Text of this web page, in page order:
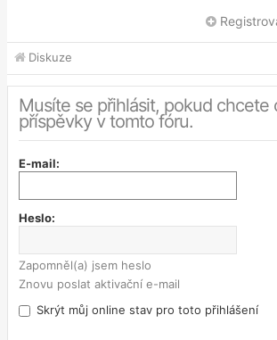
Diskuze
Musíte se přihlásit, pokud chcete
příspěvky v tomto fóru.
E-mail:
Heslo:
Zapomněl(a) jsem heslo
Znovu poslat aktivační e-mail
Skrýt můj online stav pro toto přihlášení